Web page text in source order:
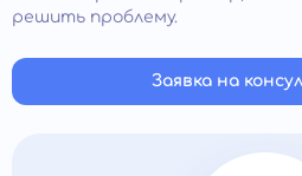
решить проблему.
Заявка на